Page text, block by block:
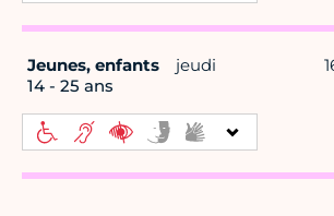
Jeunes, enfants
14 - 25 ans
jeudi